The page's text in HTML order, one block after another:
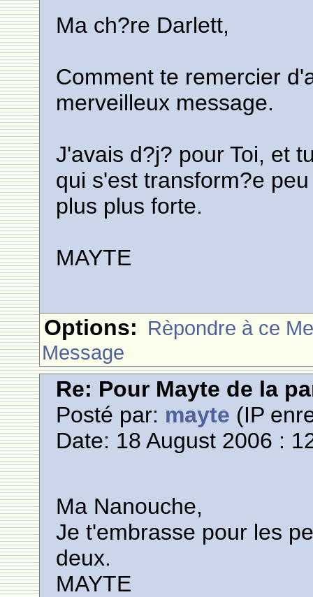
Ma ch?re Darlett,
Comment te remercier
merveilleux message.
J'avais d?j? pour Toi, et
qui s'est transform?e
plus plus forte.
MAYTE
Options: Rèpondre à ce
Message
Re: Pour Mayte de la
Posté par: mayte (IP
Date: 18 August 2006 :
Ma Nanouche,
Je t'embrasse pour les
deux.
MAYTE